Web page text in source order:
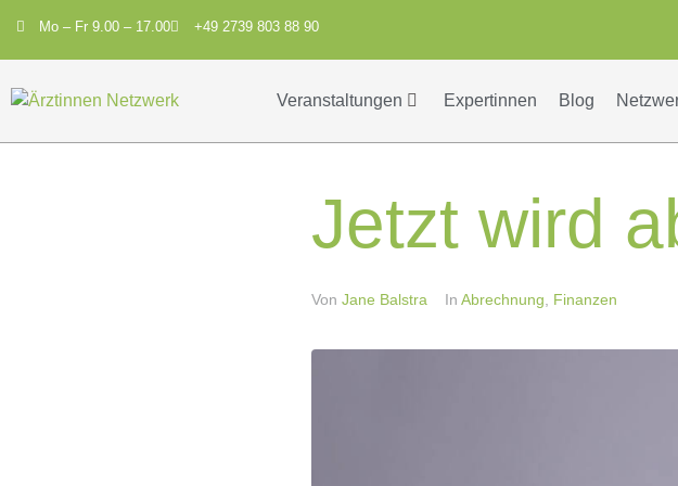
Mo – Fr 9.00 – 17.00 +49 2739 803 88 90
Veranstaltungen Expertinnen Blog
Jetzt wird
Von Jane Balstra In Abrechnung Finanzen